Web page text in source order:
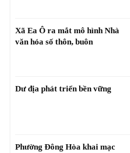
Xã Ea Ô ra mắt mô hình Nhà
văn hóa số thôn, buôn
Dư địa phát triển bền vững
Phường Đông Hòa khai mạc